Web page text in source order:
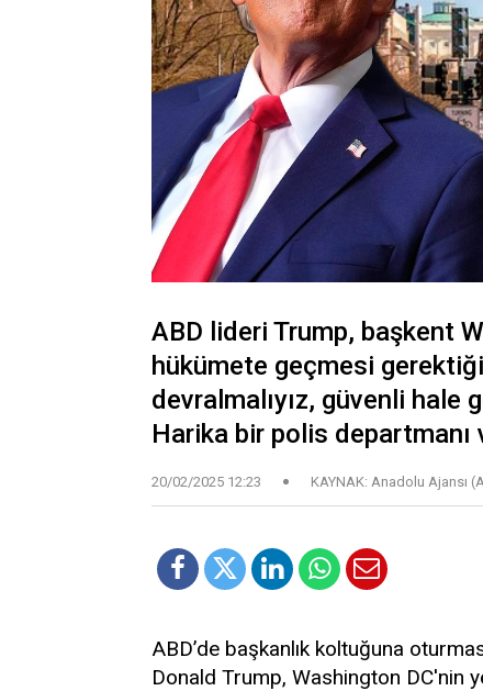
ABD lideri Trump, başkent
hükümete geçmesi
devralmalıyız, güvenli
Harika bir polis departmanı
20/02/2025 12:23 KAYNAK: Anadolu Ajansı
ABD’de başkanlık koltuğuna
Donald Trump, Washington DC'nin